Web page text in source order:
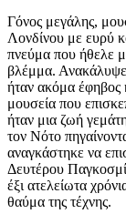
Γόνος μεγάλης,
Λονδίνου με ευρύ
πνεύμα που ήθελε
βλέμμα.
ήταν ακόμα έφηβος
μουσεία που
ήταν μια ζωή
τον Νότο
αναγκάστηκε να
Δευτέρου
έξι ατελείωτα
θαύμα της τέχνης.